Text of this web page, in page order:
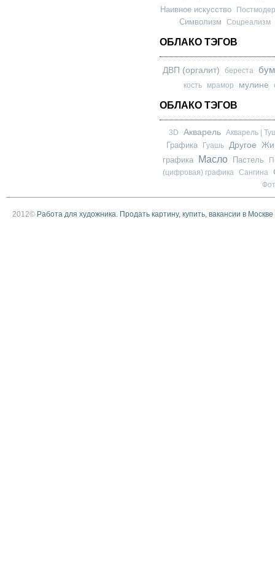
Наивное искусство
Символизм Соцреализм
ОБЛАКО ТЭГОВ
ДВП (оргалит) береста
кость мрамор мулине
ОБЛАКО ТЭГОВ
3D Акварель Акварель |
Графика Гуашь Другое
графика
Масло Пастель
(цифровая) графика
Сангина
2012© Работа для художника. Продать картину, купить, вакансии в Москве